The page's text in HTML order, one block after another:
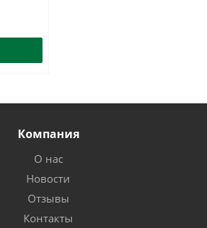
Компания
О нас
Новости
Отзывы
Контакты